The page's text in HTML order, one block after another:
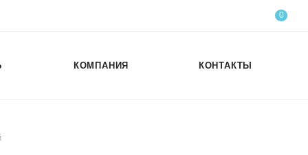
0
КОМПАНИЯ КОНТАКТЫ